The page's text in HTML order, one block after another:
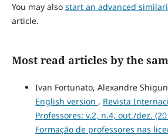
You may also start an advanced
article.
Most read articles by the
Ivan Fortunato, Alexandre
English version , Revista
Professores: v.2, n.4, out./dez.
Formação de professores nas